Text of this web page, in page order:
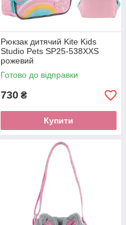
Рюкзак дитячий Kite Kids
Studio Pets SP25-538XXS
рожевий
Готово до відправки
730 ₴
Купити